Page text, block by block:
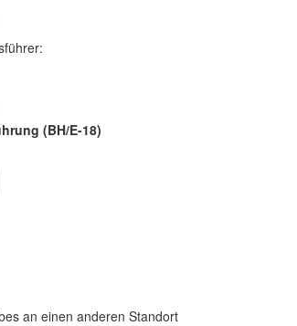
(BH/E-18)
an einen anderen Standort